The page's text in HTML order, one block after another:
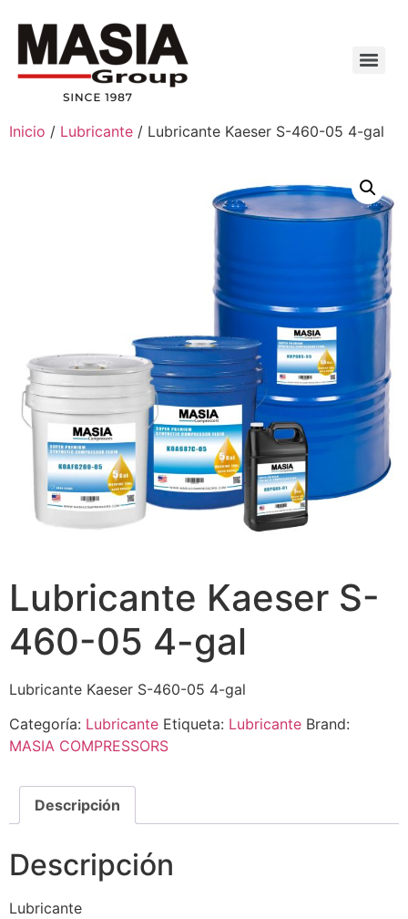
Inicio / Lubricante / Lubricante Kaeser S-460-05 4-gal
Lubricante Kaeser S-
460-05 4-gal
Lubricante Kaeser S-460-05 4-gal
Categoría: Lubricante Etiqueta: Lubricante Brand:
MASIA COMPRESSORS
Descripción
Descripción
Lubricante